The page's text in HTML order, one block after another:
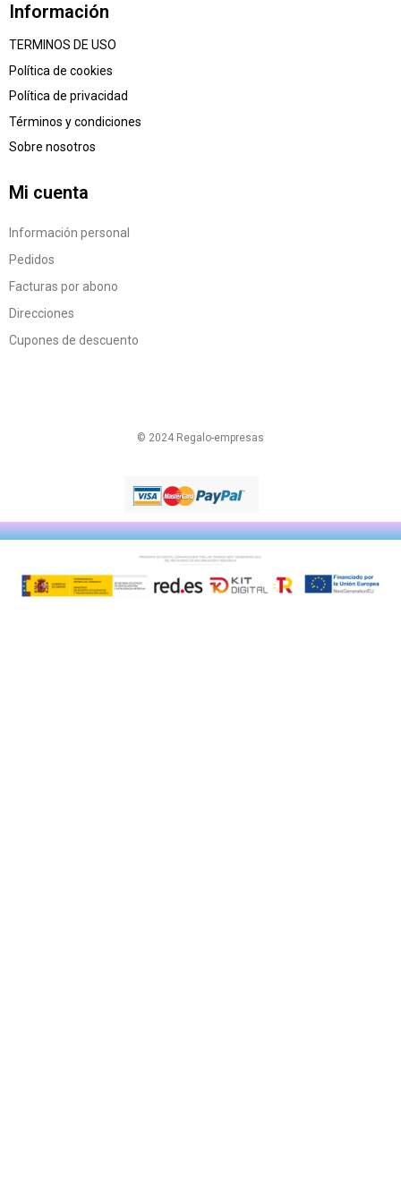
Información
TERMINOS DE USO
Política de cookies
Política de privacidad
Términos y condiciones
Sobre nosotros
Mi cuenta
Información personal
Pedidos
Facturas por abono
Direcciones
Cupones de descuento
© 2024 Regalo-empresas